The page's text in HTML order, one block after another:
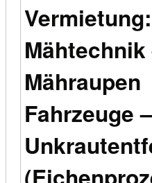
Vermietung:
Mähraupen
Fahrzeuge